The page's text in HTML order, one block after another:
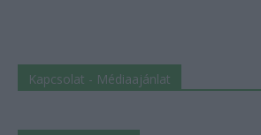
Kapcsolat - Médiaajánlat